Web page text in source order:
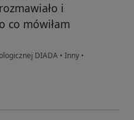
i
co mówiłam
DIADA • Inny •